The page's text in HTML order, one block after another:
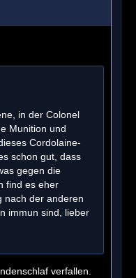
in der Colonel
Munition und
Cordolaine-
schon gut, dass
gegen die
find es eher
nach der anderen
immun sind, lieber
verfallen.